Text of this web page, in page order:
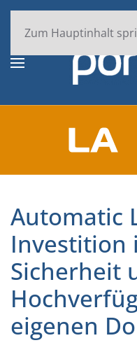
Zum Hauptinhalt
Automatic
Investition
Sicherheit
eigenen